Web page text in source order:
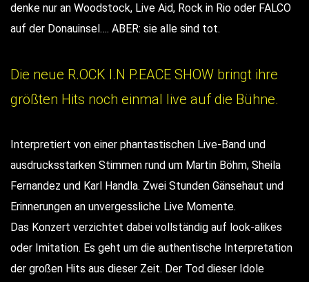
denke nur an Woodstock, Live Aid, Rock in Rio oder FALCO
auf der Donauinsel…. ABER: sie alle sind tot.
Die neue R.OCK I.N P.EACE SHOW bringt ihre
größten Hits noch einmal live auf die Bühne.
Interpretiert von einer phantastischen Live-Band und
ausdrucksstarken Stimmen rund um Martin Böhm, Sheila
Fernandez und Karl Handla. Zwei Stunden Gänsehaut und
Erinnerungen an unvergessliche Live Momente.
Das Konzert verzichtet dabei vollständig auf look-alikes
oder Imitation. Es geht um die authentische Interpretation
der großen Hits aus dieser Zeit. Der Tod dieser Idole